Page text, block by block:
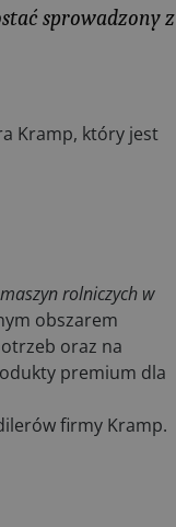
sprowadzony z
Kramp, który jest
rolniczych w
obszarem
oraz na
premium dla
firmy Kramp.